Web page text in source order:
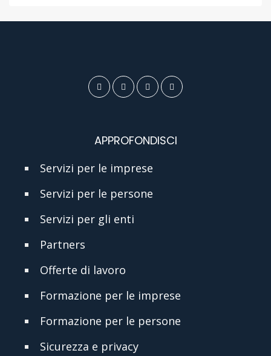
APPROFONDISCI
Servizi per le imprese
Servizi per le persone
Servizi per gli enti
Partners
Offerte di lavoro
Formazione per le imprese
Formazione per le persone
Sicurezza e privacy